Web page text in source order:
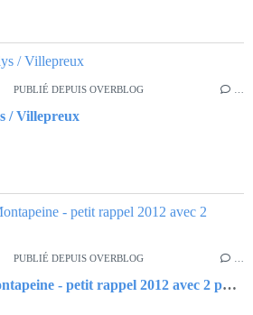
PUBLIÉ DEPUIS OVERBLOG
/ Villepreux
PUBLIÉ DEPUIS OVERBLOG
Samedi 27/04/13 La Montapeine - petit rappel 2012 avec 2 photos